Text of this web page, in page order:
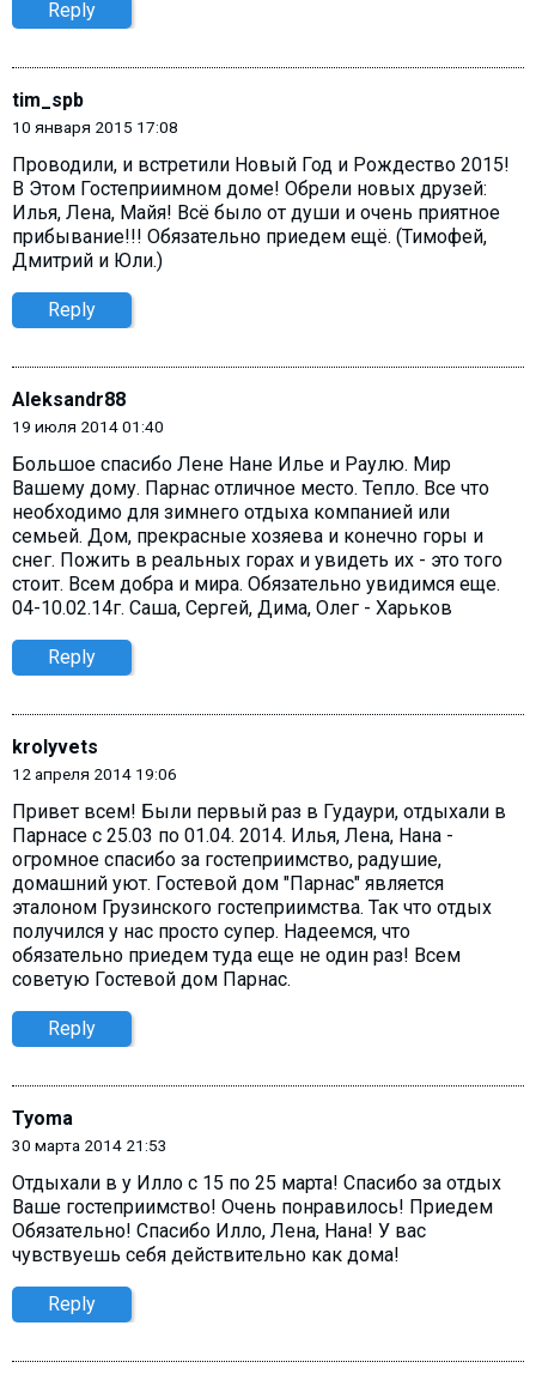
Reply
tim_spb
10 января 2015 17:08
Проводили, и встретили Новый Год и Рождество 2015!
В Этом Гостеприимном доме! Обрели новых друзей:
Илья, Лена, Майя! Всё было от души и очень приятное
прибывание!!! Обязательно приедем ещё. (Тимофей,
Дмитрий и Юли.)
Reply
Aleksandr88
19 июля 2014 01:40
Большое спасибо Лене Нане Илье и Раулю. Мир
Вашему дому. Парнас отличное место. Тепло. Все что
необходимо для зимнего отдыха компанией или
семьей. Дом, прекрасные хозяева и конечно горы и
снег. Пожить в реальных горах и увидеть их - это того
стоит. Всем добра и мира. Обязательно увидимся еще.
04-10.02.14г. Саша, Сергей, Дима, Олег - Харьков
Reply
krolyvets
12 апреля 2014 19:06
Привет всем! Были первый раз в Гудаури, отдыхали в
Парнасе с 25.03 по 01.04. 2014. Илья, Лена, Нана -
огромное спасибо за гостеприимство, радушие,
домашний уют. Гостевой дом "Парнас" является
эталоном Грузинского гостеприимства. Так что отдых
получился у нас просто супер. Надеемся, что
обязательно приедем туда еще не один раз! Всем
советую Гостевой дом Парнас.
Reply
Tyoma
30 марта 2014 21:53
Отдыхали в у Илло с 15 по 25 марта! Спасибо за отдых
Ваше гостеприимство! Очень понравилось! Приедем
Обязательно! Спасибо Илло, Лена, Нана! У вас
чувствуешь себя действительно как дома!
Reply